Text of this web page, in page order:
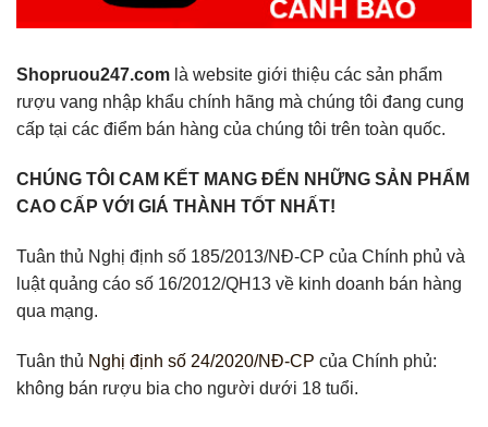
Shopruou247.com là website giới thiệu các sản phẩm
rượu vang nhập khẩu chính hãng mà chúng tôi đang cung
cấp tại các điểm bán hàng của chúng tôi trên toàn quốc.
CHÚNG TÔI CAM KẾT MANG ĐẾN NHỮNG SẢN PHẨM
CAO CẤP VỚI GIÁ THÀNH TỐT NHẤT!
Tuân thủ Nghị định số 185/2013/NĐ-CP của Chính phủ và
luật quảng cáo số 16/2012/QH13 về kinh doanh bán hàng
qua mạng.
Tuân thủ Nghị định số 24/2020/NĐ-CP của Chính phủ:
không bán rượu bia cho người dưới 18 tuổi.